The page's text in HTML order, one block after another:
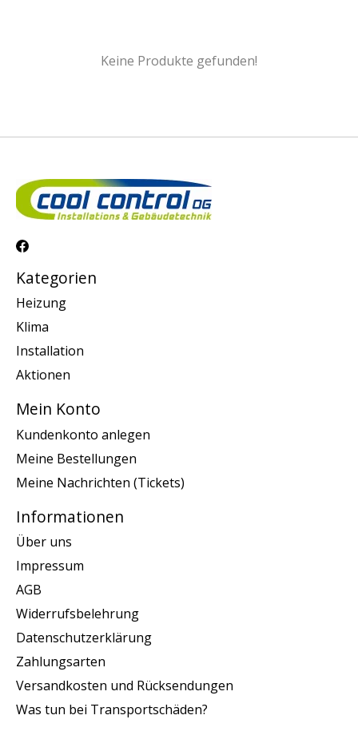
Keine Produkte gefunden!
Kategorien
Heizung
Klima
Installation
Aktionen
Mein Konto
Kundenkonto anlegen
Meine Bestellungen
Meine Nachrichten (Tickets)
Informationen
Über uns
Impressum
AGB
Widerrufsbelehrung
Datenschutzerklärung
Zahlungsarten
Versandkosten und Rücksendungen
Was tun bei Transportschäden?